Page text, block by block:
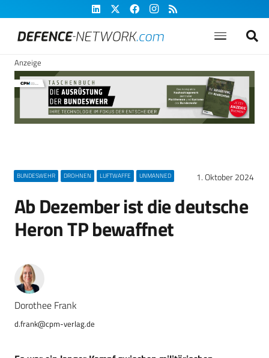
Anzeige
BUNDESWEHR DROHNEN LUFTWAFFE UNMANNED 1. Oktober 2024
Ab Dezember ist die deutsche
Heron TP bewaffnet
Dorothee Frank
d.frank@cpm-verlag.de